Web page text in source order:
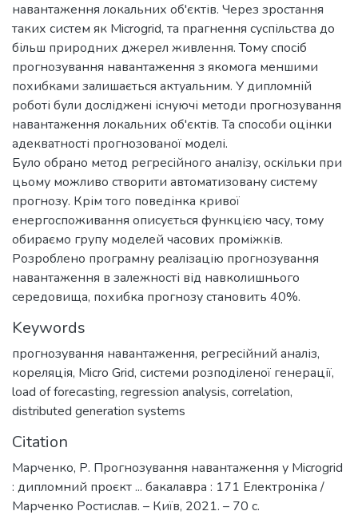
навантаження локальних об'єктів. Через зростання
таких систем як Microgrid, та прагнення суспільства до
більш природних джерел живлення. Тому спосіб
прогнозування навантаження з якомога меншими
похибками залишається актуальним. У дипломній
роботі були досліджені існуючі методи прогнозування
навантаження локальних об'єктів. Та способи оцінки
адекватності прогнозованої моделі.
Було обрано метод регресійного аналізу, оскільки при
цьому можливо створити автоматизовану систему
прогнозу. Крім того поведінка кривої
енергоспоживання описується функцією часу, тому
обираємо групу моделей часових проміжків.
Розроблено програмну реалізацію прогнозування
навантаження в залежності від навколишнього
середовища, похибка прогнозу становить 40%.
Keywords
прогнозування навантаження, регресійний аналіз,
кореляція, Micro Grid, системи розподіленої генерації,
load of forecasting, regression analysis, correlation,
distributed generation systems
Citation
Марченко, Р. Прогнозування навантаження у Micrоgrid
: дипломний проєкт ... бакалавра : 171 Електроніка /
Марченко Ростислав. – Київ, 2021. – 70 с.